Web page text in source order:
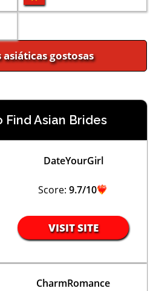
asiáticas gostosas
Find Asian Brides
DateYourGirl
Score: 9.7/10
VISIT SITE
CharmRomance